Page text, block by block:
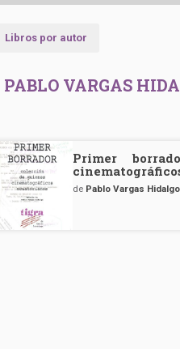
Libros por autor
PABLO VARGAS
Primer
de Pablo Vargas Hidalgo